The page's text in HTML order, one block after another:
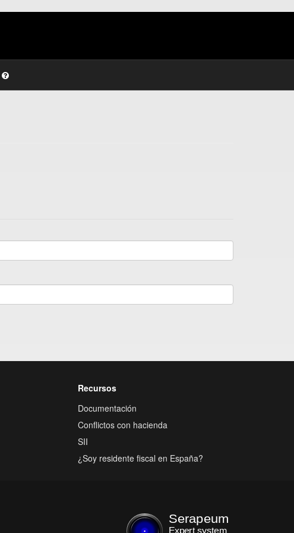
Recursos
Documentación
Conflictos con hacienda
SII
¿Soy residente fiscal en España?